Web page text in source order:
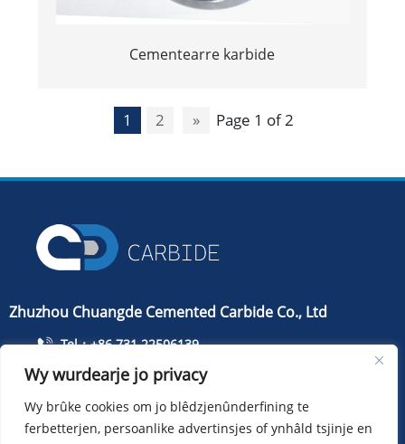
Cementearre karbide
1 2 » Page 1 of 2
Zhuzhou Chuangde Cemented Carbide Co., Ltd
Tel：+86 731 22506139
Tillefoan：+86 13786352688
info@cdcarbide.com
Bydrage215, gebou 1, International Students Pioneer
Wy wurdearje jo privacy
Wy brûke cookies om jo blêdzjenûnderfining te
ferbetterjen, persoanlike advertinsjes of ynhâld tsjinje en